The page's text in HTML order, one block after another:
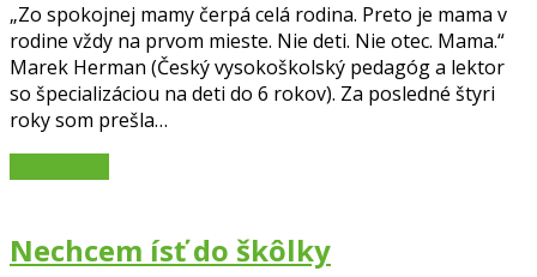
„Zo spokojnej mamy čerpá celá rodina. Preto je mama v
rodine vždy na prvom mieste. Nie deti. Nie otec. Mama.“
Marek Herman (Český vysokoškolský pedagóg a lektor
so špecializáciou na deti do 6 rokov). Za posledné štyri
roky som prešla…
Nechcem ísť do škôlky